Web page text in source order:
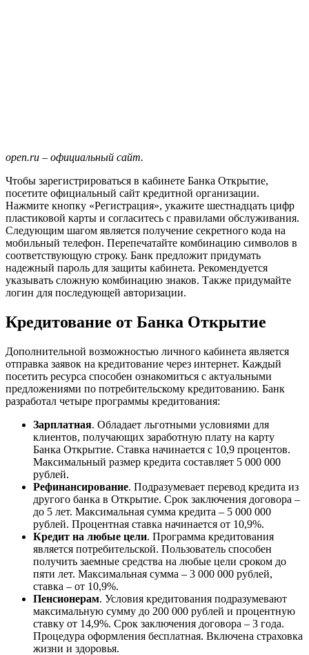
open.ru – официальный сайт.
Чтобы зарегистрироваться в кабинете Банка Открытие,
посетите официальный сайт кредитной организации.
Нажмите кнопку «Регистрация», укажите шестнадцать цифр
пластиковой карты и согласитесь с правилами обслуживания.
Следующим шагом является получение секретного кода на
мобильный телефон. Перепечатайте комбинацию символов в
соответствующую строку. Банк предложит придумать
надежный пароль для защиты кабинета. Рекомендуется
указывать сложную комбинацию знаков. Также придумайте
логин для последующей авторизации.
Кредитование от Банка Открытие
Дополнительной возможностью личного кабинета является
отправка заявок на кредитование через интернет. Каждый
посетить ресурса способен ознакомиться с актуальными
предложениями по потребительскому кредитованию. Банк
разработал четыре программы кредитования:
Зарплатная. Обладает льготными условиями для
клиентов, получающих заработную плату на карту
Банка Открытие. Ставка начинается с 10,9 процентов.
Максимальный размер кредита составляет 5 000 000
рублей.
Рефинансирование. Подразумевает перевод кредита из
другого банка в Открытие. Срок заключения договора –
до 5 лет. Максимальная сумма кредита – 5 000 000
рублей. Процентная ставка начинается от 10,9%.
Кредит на любые цели. Программа кредитования
является потребительской. Пользователь способен
получить заемные средства на любые цели сроком до
пяти лет. Максимальная сумма – 3 000 000 рублей,
ставка – от 10,9%.
Пенсионерам. Условия кредитования подразумевают
максимальную сумму до 200 000 рублей и процентную
ставку от 14,9%. Срок заключения договора – 3 года.
Процедура оформления бесплатная. Включена страховка
жизни и здоровья.